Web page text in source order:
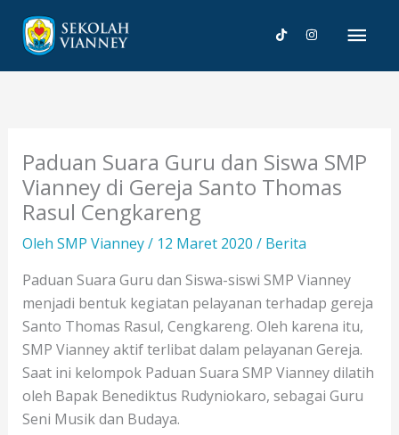
konten
Paduan Suara Guru dan Siswa SMP
Vianney di Gereja Santo Thomas
Rasul Cengkareng
Oleh SMP Vianney/ 12 Maret 2020 / Berita
Paduan Suara Guru dan Siswa-siswi SMP Vianney
menjadi bentuk kegiatan pelayanan terhadap gereja
Santo Thomas Rasul, Cengkareng. Oleh karena itu,
SMP Vianney aktif terlibat dalam pelayanan Gereja.
Saat ini kelompok Paduan Suara SMP Vianney dilatih
oleh Bapak Benediktus Rudyniokaro, sebagai Guru
Seni Musik dan Budaya.